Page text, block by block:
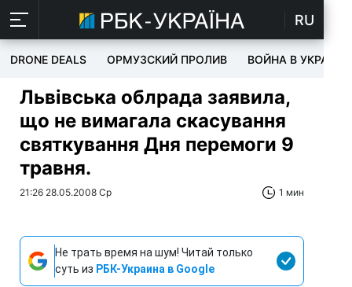
RU
DRONE DEALS ОРМУЗСКИЙ ПРОЛИВ ВОЙНА В УКРАИНЕ
Львівська облрада заявила,
що не вимагала скасування
святкування Дня перемоги 9
травня.
21:26 28.05.2008 Ср 1 мин
Не трать время на шум! Читай только
суть из РБК-Украина в Google